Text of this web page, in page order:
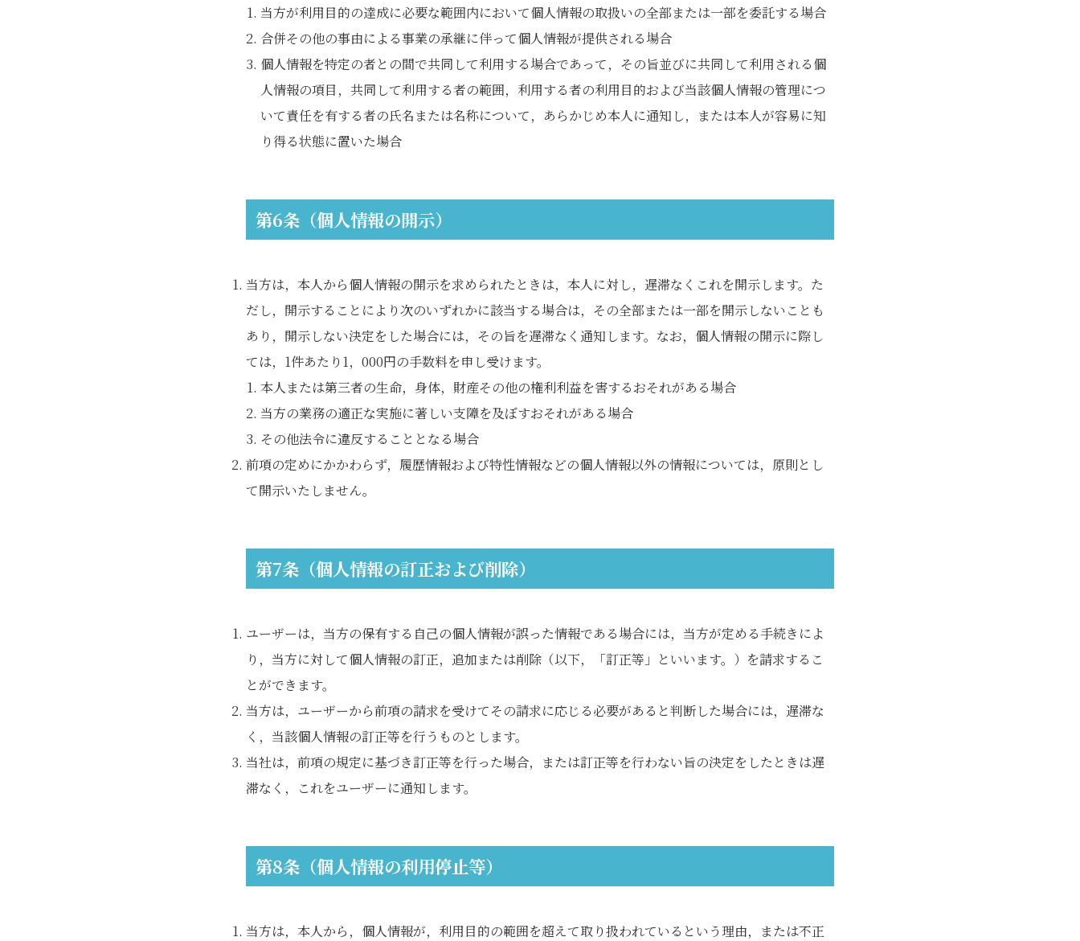
当方が利用目的の達成に必要な範囲内において個人情報の取扱いの全部または一部を委託する場合
合併その他の事由による事業の承継に伴って個人情報が提供される場合
個人情報を特定の者との間で共同して利用する場合であって，その旨並びに共同して利用される個
人情報の項目，共同して利用する者の範囲，利用する者の利用目的および当該個人情報の管理につ
いて責任を有する者の氏名または名称について，あらかじめ本人に通知し，または本人が容易に知
り得る状態に置いた場合
第6条（個人情報の開示）
当方は，本人から個人情報の開示を求められたときは，本人に対し，遅滞なくこれを開示します。た
だし，開示することにより次のいずれかに該当する場合は，その全部または一部を開示しないことも
あり，開示しない決定をした場合には，その旨を遅滞なく通知します。なお，個人情報の開示に際し
ては，1件あたり1，000円の手数料を申し受けます。
本人または第三者の生命，身体，財産その他の権利利益を害するおそれがある場合
当方の業務の適正な実施に著しい支障を及ぼすおそれがある場合
その他法令に違反することとなる場合
前項の定めにかかわらず，履歴情報および特性情報などの個人情報以外の情報については，原則とし
て開示いたしません。
第7条（個人情報の訂正および削除）
ユーザーは，当方の保有する自己の個人情報が誤った情報である場合には，当方が定める手続きによ
り，当方に対して個人情報の訂正，追加または削除（以下，「訂正等」といいます。）を請求するこ
とができます。
当方は，ユーザーから前項の請求を受けてその請求に応じる必要があると判断した場合には，遅滞な
く，当該個人情報の訂正等を行うものとします。
当社は，前項の規定に基づき訂正等を行った場合，または訂正等を行わない旨の決定をしたときは遅
滞なく，これをユーザーに通知します。
第8条（個人情報の利用停止等）
当方は，本人から，個人情報が，利用目的の範囲を超えて取り扱われているという理由，または不正